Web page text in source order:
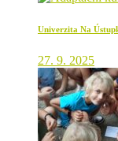
Univerzita Na
27. 9. 2025